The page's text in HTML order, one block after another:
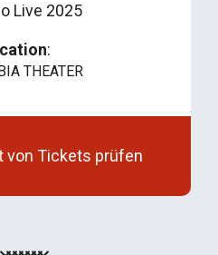
Live 2025
:
THEATER
von Tickets prüfen